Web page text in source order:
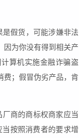
假货，可能涉嫌非法
因为你没有得到相关产
算机实施金融诈骗盗
费；假冒伪劣产品，肯
商的商标权商家应当
按照消费者的要求增